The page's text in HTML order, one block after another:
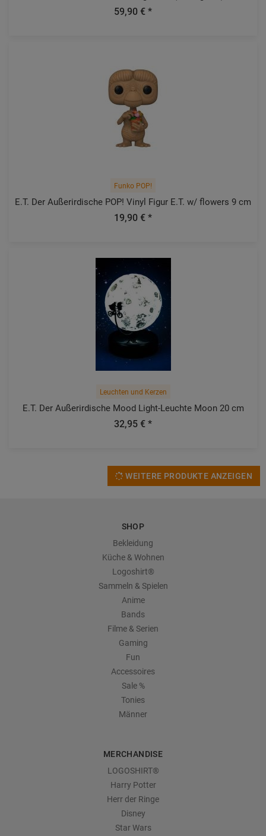
59,90 € *
Funko POP!
E.T. Der Außerirdische POP! Vinyl Figur E.T. w/ flowers 9 cm
19,90 € *
Leuchten und Kerzen
E.T. Der Außerirdische Mood Light-Leuchte Moon 20 cm
32,95 € *
WEITERE PRODUKTE ANZEIGEN
SHOP
Bekleidung
Küche & Wohnen
Logoshirt®
Sammeln & Spielen
Anime
Bands
Filme & Serien
Gaming
Fun
Accessoires
Sale %
Tonies
Männer
MERCHANDISE
LOGOSHIRT®
Harry Potter
Herr der Ringe
Disney
Star Wars